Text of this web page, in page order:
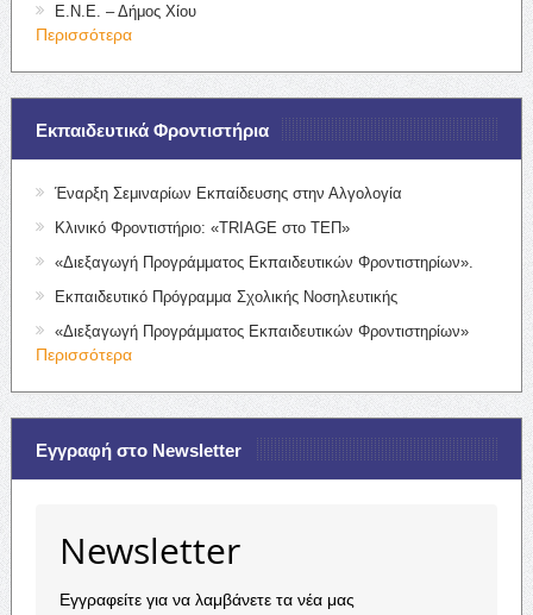
Ε.Ν.Ε. – Δήμος Χίου
Περισσότερα
Εκπαιδευτικά Φροντιστήρια
Έναρξη Σεμιναρίων Εκπαίδευσης στην Αλγολογία
Κλινικό Φροντιστήριο: «TRIAGE στο ΤΕΠ»
«Διεξαγωγή Προγράμματος Εκπαιδευτικών Φροντιστηρίων».
Εκπαιδευτικό Πρόγραμμα Σχολικής Νοσηλευτικής
«Διεξαγωγή Προγράμματος Εκπαιδευτικών Φροντιστηρίων»
Περισσότερα
Εγγραφή στο Newsletter
Newsletter
Εγγραφείτε για να λαμβάνετε τα νέα μας